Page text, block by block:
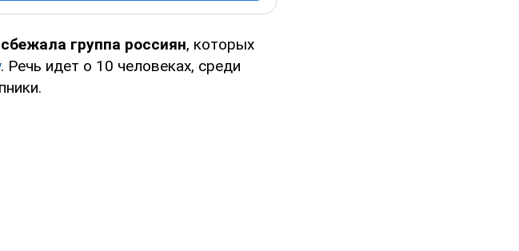
группа россиян, которых
. Речь идет о 10 человеках, среди